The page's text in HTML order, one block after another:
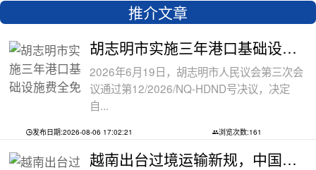
推介文章
胡志明市实施三年港口基础设施费全免政
2026年6月19日，胡志明市人民议会第三次会
议通过第12/2026/NQ-HDND号决议，决定
自...
发布日期:2026-08-06 17:02:21 浏览次数:161
越南出台过境运输新规，中国货物中转通